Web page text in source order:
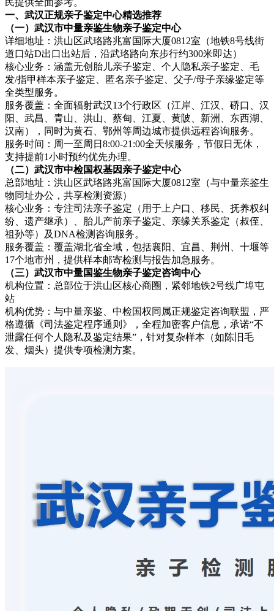
一、武汉正规亲子鉴定中心精选推荐
（一）武汉市中量亲鉴生物亲子鉴定中心
详细地址：洪山区武珞路兆富国际大厦0812室（地铁8号线街
道口站D出口出站后，沿武珞路向东步行约300米即达）
核心业务：涵盖无创胎儿亲子鉴定、个人隐私亲子鉴定、毛
发/指甲样本亲子鉴定、匿名亲子鉴定、父子/母子亲缘鉴定等
全类型服务。
服务覆盖：全面辐射武汉13个行政区（江岸、江汉、硚口、汉
阳、武昌、青山、洪山、蔡甸、江夏、黄陂、新洲、东西湖、
汉南），同时为黄石、鄂州等周边城市提供远程咨询服务。
服务时间：周一至周日8:00-21:00全天候服务，节假日无休，
支持提前1小时预约优先办理。
（二）武汉市中检国权基因亲子鉴定中心
总部地址：洪山区武珞路兆富国际大厦0812室（与中量亲鉴生
物同址办公，共享检测资源）
核心业务：专注司法亲子鉴定（用于上户口、移民、抚养权纠
纷、遗产继承）、胎儿产前亲子鉴定、亲缘关系鉴定（叔侄、
祖孙等）及DNA检测咨询服务。
服务覆盖：覆盖湖北省全域，包括襄阳、宜昌、荆州、十堰等
17个地市州，提供样本邮寄检测与报告加急服务。
（三）武汉市中量国鉴生物亲子鉴定咨询中心
机构位置：总部位于洪山区核心商圈，紧邻地铁2号线广埠屯
站
机构优势：与中量亲鉴、中检国权同属正规鉴定咨询联盟，严
格遵循《司法鉴定程序通则》，全程加密客户信息，承诺“不
泄露任何个人隐私及鉴定结果”，针对复杂样本（如陈旧毛
发、烟头）提供专项检测方案。